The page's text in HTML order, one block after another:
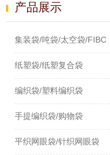
产品展示
集装袋/吨袋/太空袋/FIBC
纸塑袋/纸塑复合袋
编织袋/塑料编织袋
手提编织袋/购物袋
平织网眼袋/针织网眼袋